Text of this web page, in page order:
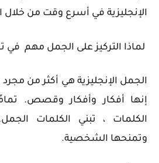
الإنجليزية في أسرع وقت من خلال
لماذا التركيز على الجمل مهم في
الجمل الإنجليزية هي أكثر من
إنها أفكار وأفكار وقصص.
الكلمات ، تبني الكلمات
وتمنحها الشخصية.